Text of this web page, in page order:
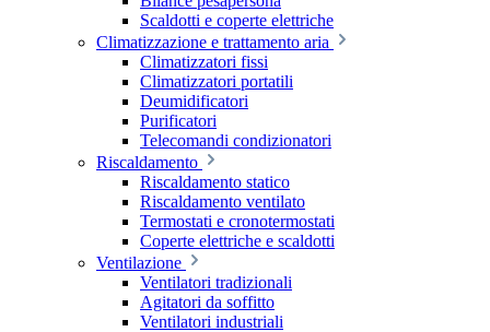
Scaldotti e coperte elettriche
Climatizzazione e trattamento aria
Climatizzatori fissi
Climatizzatori portatili
Deumidificatori
Purificatori
Telecomandi condizionatori
Riscaldamento
Riscaldamento statico
Riscaldamento ventilato
Termostati e cronotermostati
Coperte elettriche e scaldotti
Ventilazione
Ventilatori tradizionali
Agitatori da soffitto
Ventilatori industriali